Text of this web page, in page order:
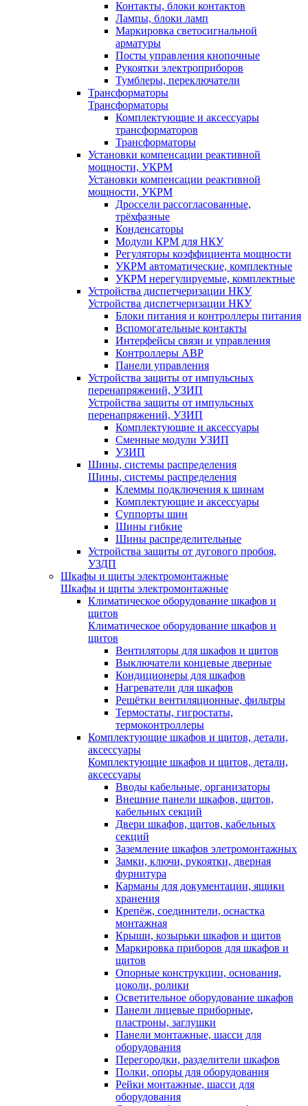
Контакты, блоки контактов
Лампы, блоки ламп
Маркировка светосигнальной
арматуры
Посты управления кнопочные
Рукоятки электроприборов
Тумблеры, переключатели
Трансформаторы
Трансформаторы
Комплектующие и аксессуары
трансформаторов
Трансформаторы
Установки компенсации реактивной
мощности, УКРМ
Установки компенсации реактивной
мощности, УКРМ
Дроссели рассогласованные,
трёхфазные
Конденсаторы
Модули КРМ для НКУ
Регуляторы коэффициента мощности
УКРМ автоматические, комплектные
УКРМ нерегулируемые, комплектные
Устройства диспетчеризации НКУ
Устройства диспетчеризации НКУ
Блоки питания и контроллеры питания
Вспомогательные контакты
Интерфейсы связи и управления
Контроллеры АВР
Панели управления
Устройства защиты от импульсных
перенапряжений, УЗИП
Устройства защиты от импульсных
перенапряжений, УЗИП
Комплектующие и аксессуары
Сменные модули УЗИП
УЗИП
Шины, системы распределения
Шины, системы распределения
Клеммы подключения к шинам
Комплектующие и аксессуары
Суппорты шин
Шины гибкие
Шины распределительные
Устройства защиты от дугового пробоя,
УЗДП
Шкафы и щиты электромонтажные
Шкафы и щиты электромонтажные
Климатическое оборудование шкафов и
щитов
Климатическое оборудование шкафов и
щитов
Вентиляторы для шкафов и щитов
Выключатели концевые дверные
Кондиционеры для шкафов
Нагреватели для шкафов
Решётки вентиляционные, фильтры
Термостаты, гигростаты,
термоконтроллеры
Комплектующие шкафов и щитов, детали,
аксессуары
Комплектующие шкафов и щитов, детали,
аксессуары
Вводы кабельные, организаторы
Внешние панели шкафов, щитов,
кабельных секций
Двери шкафов, щитов, кабельных
секций
Заземление шкафов элетромонтажных
Замки, ключи, рукоятки, дверная
фурнитура
Карманы для документации, ящики
хранения
Крепёж, соединители, оснастка
монтажная
Крыши, козырьки шкафов и щитов
Маркировка приборов для шкафов и
щитов
Опорные конструкции, основания,
цоколи, ролики
Осветительное оборудование шкафов
Панели лицевые приборные,
пластроны, заглушки
Панели монтажные, шасси для
оборудования
Перегородки, разделители шкафов
Полки, опоры для оборудования
Рейки монтажные, шасси для
оборудования